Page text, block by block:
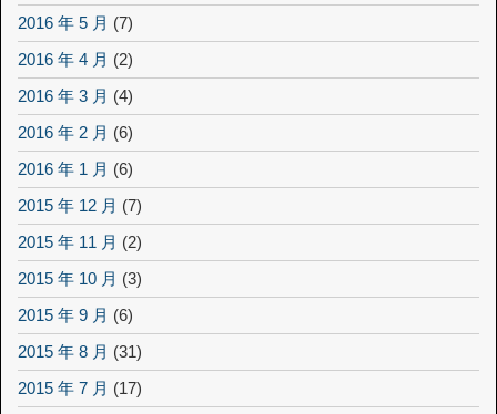
2016 年 5 月 (7)
2016 年 4 月 (2)
2016 年 3 月 (4)
2016 年 2 月 (6)
2016 年 1 月 (6)
2015 年 12 月 (7)
2015 年 11 月 (2)
2015 年 10 月 (3)
2015 年 9 月 (6)
2015 年 8 月 (31)
2015 年 7 月 (17)